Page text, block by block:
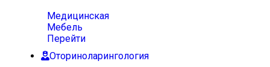
Медицинская
Мебель
Перейти
Оториноларингология